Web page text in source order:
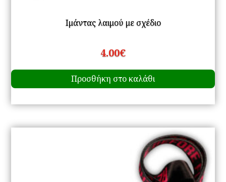
Ιμάντας λαιμού με σχέδιο
4.00€
Προσθήκη στο καλάθι